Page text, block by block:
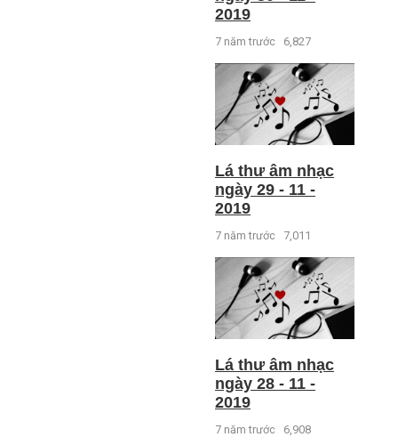
2019
7 năm trước 6,827
Lá thư âm nhạc
ngày 29 - 11 -
2019
7 năm trước 7,011
Lá thư âm nhạc
ngày 28 - 11 -
2019
7 năm trước 6,908